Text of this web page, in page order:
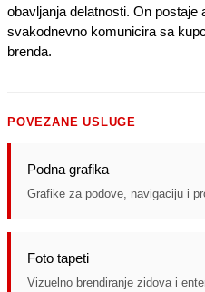
obavljanja delatnosti. On
svakodnevno komunicira sa
brenda.
POVEZANE USLUGE
Podna grafika
Grafike za podove, navigaciju i
Foto tapeti
Vizuelno brendiranje zidova i